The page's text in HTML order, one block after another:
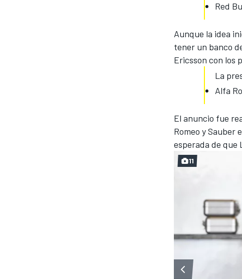
Red
Aunque la idea
tener un banco
Ericsson con los
La
Alfa
El anuncio fue
Romeo y Sauber
esperada de que
11